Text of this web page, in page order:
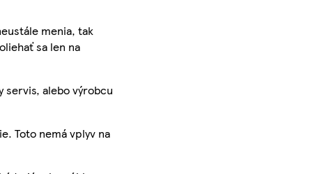
menia, tak
sa len na
servis, alebo výrobcu
Toto nemá vplyv na